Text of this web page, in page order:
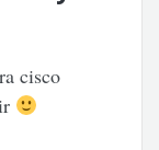
cisco